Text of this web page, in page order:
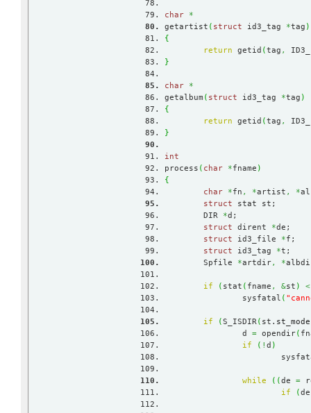
char
*
getartist ( struct id3_tag *tag )
{
return getid (tag ,
}
char
*
getalbum ( struct id3_tag *tag )
{
return getid (tag ,
}
int
process ( char *fname )
{
char
*fn , *artist , *
struct stat st;
	DIR
*d;
struct dirent *de;
struct id3_file *f;
struct id3_tag *t;
	Spfile
*artdir, *
if ( stat ( fname , &st )
<
		sysfatal
(
if (S_ISDIR ( st. st_mode
		d
= opendir(
if
( !d )
while ( (de =
if
(de